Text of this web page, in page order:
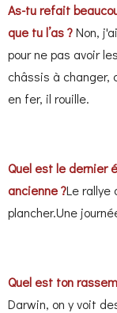
As-tu refait
que tu l’as ?Non,
pour ne pas avoir
châssis à changer,
en fer, il rouille.
Quel est le dernier
ancienne ?Le rallye
plancher.Une
Quel est ton
Darwin, on y voit